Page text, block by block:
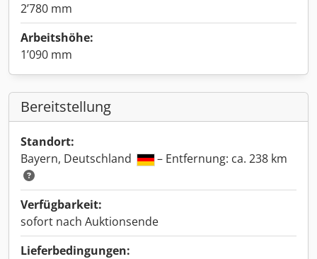
2’780 mm
Arbeitshöhe:
1’090 mm
Bereitstellung
Standort:
Bayern, Deutschland
– Entfernung: ca. 238 km
Verfügbarkeit:
sofort nach Auktionsende
Lieferbedingungen: